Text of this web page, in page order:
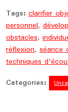
Tags: clarifier
personnel,
obstacles,
réflexion, séance
techniques
Categories: